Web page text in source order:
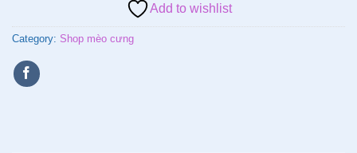
Add to wishlist
Category: Shop mèo cưng